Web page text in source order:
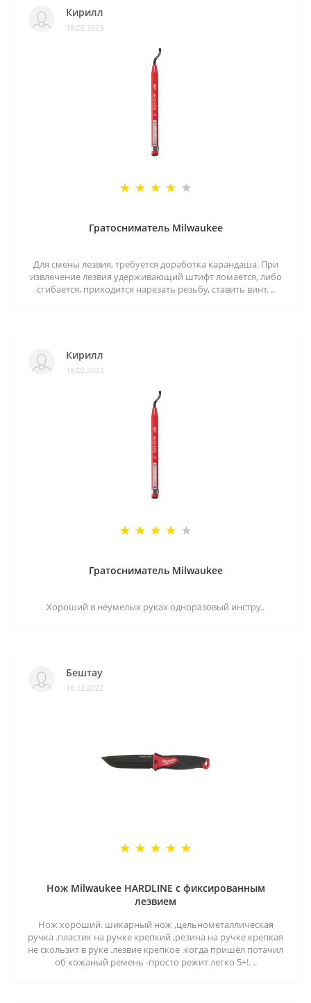
Кирилл
18.02.2023
Гратосниматель Milwaukee
Для смены лезвия, требуется доработка карандаша. При
извлечение лезвия удерживающий штифт ломается, либо
сгибается, приходится нарезать резьбу, ставить винт. ..
Кирилл
18.02.2023
Гратосниматель Milwaukee
Хороший в неумелых руках одноразовый инстру..
Бештау
18.12.2022
Нож Milwaukee HARDLINE с фиксированным
лезвием
Нож хороший. шикарный нож ,цельнометаллическая
ручка .пластик на ручке крепкий ,резина на ручке крепкая
не скользит в руке .лезвие крепкое .когда пришёл потачил
об кожаный ремень -просто режит легко 5+!. ..